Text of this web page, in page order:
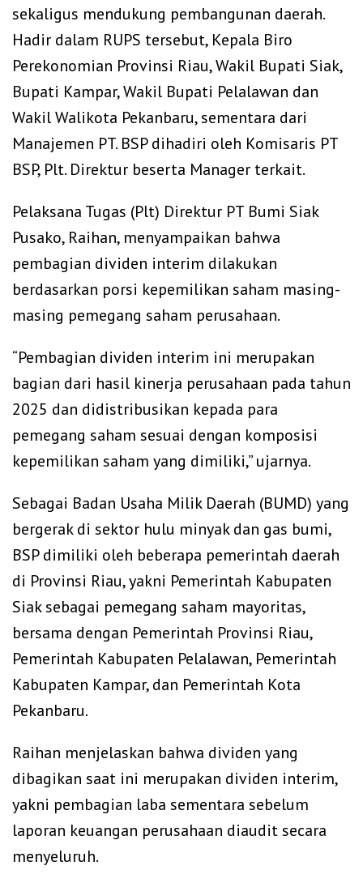
sekaligus mendukung pembangunan daerah.
Hadir dalam RUPS tersebut, Kepala Biro
Perekonomian Provinsi Riau, Wakil Bupati Siak,
Bupati Kampar, Wakil Bupati Pelalawan dan
Wakil Walikota Pekanbaru, sementara dari
Manajemen PT. BSP dihadiri oleh Komisaris PT
BSP, Plt. Direktur beserta Manager terkait.
Pelaksana Tugas (Plt) Direktur PT Bumi Siak
Pusako, Raihan, menyampaikan bahwa
pembagian dividen interim dilakukan
berdasarkan porsi kepemilikan saham masing-
masing pemegang saham perusahaan.
“Pembagian dividen interim ini merupakan
bagian dari hasil kinerja perusahaan pada tahun
2025 dan didistribusikan kepada para
pemegang saham sesuai dengan komposisi
kepemilikan saham yang dimiliki,” ujarnya.
Sebagai Badan Usaha Milik Daerah (BUMD) yang
bergerak di sektor hulu minyak dan gas bumi,
BSP dimiliki oleh beberapa pemerintah daerah
di Provinsi Riau, yakni Pemerintah Kabupaten
Siak sebagai pemegang saham mayoritas,
bersama dengan Pemerintah Provinsi Riau,
Pemerintah Kabupaten Pelalawan, Pemerintah
Kabupaten Kampar, dan Pemerintah Kota
Pekanbaru.
Raihan menjelaskan bahwa dividen yang
dibagikan saat ini merupakan dividen interim,
yakni pembagian laba sementara sebelum
laporan keuangan perusahaan diaudit secara
menyeluruh.